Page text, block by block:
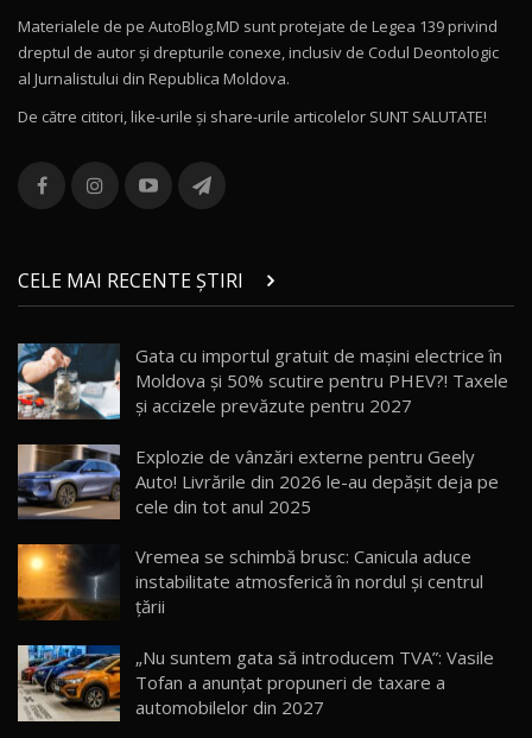
12
Noul MG HS / Test Drive AutoBlog.MD
16:48
13
combină aventura cu luxul / AutoBlog.MD
36:08
chinez care face lumea să se întoarcă după el
/ AutoBlog.MD
17:27
15 14:37
16
AutoBlogMD
13:10
17
30:08
Noul Geely EX5 EM-i care a cucerit Moldova
Materialele de pe AutoBlog.MD sunt protejate de Legea 139 privind
dreptul de autor și drepturile conexe, inclusiv de Codul Deontologic
al Jurnalistului din Republica Moldova.
De către cititori, like-urile şi share-urile articolelor SUNT SALUTATE!
CELE MAI RECENTE ȘTIRI
Gata cu importul gratuit de mașini electrice în
Moldova și 50% scutire pentru PHEV?! Taxele
și accizele prevăzute pentru 2027
Explozie de vânzări externe pentru Geely
Auto! Livrările din 2026 le-au depășit deja pe
cele din tot anul 2025
Vremea se schimbă brusc: Canicula aduce
instabilitate atmosferică în nordul și centrul
țării
„Nu suntem gata să introducem TVA”: Vasile
Tofan a anunțat propuneri de taxare a
automobilelor din 2027